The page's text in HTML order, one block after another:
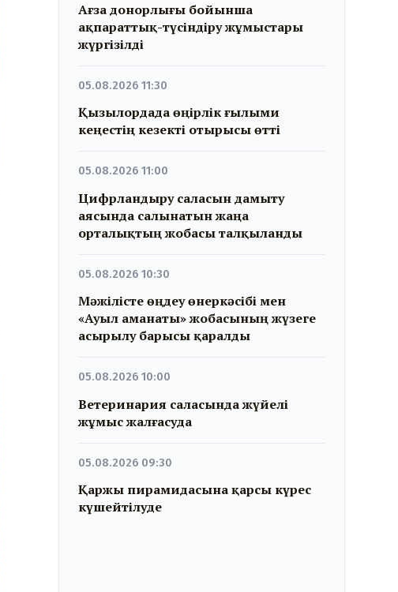
Ағза донорлығы бойынша
ақпараттық-түсіндіру жұмыстары
жүргізілді
05.08.2026 11:30
Қызылордада өңірлік ғылыми
кеңестің кезекті отырысы өтті
05.08.2026 11:00
Цифрландыру саласын дамыту
аясында салынатын жаңа
орталықтың жобасы талқыланды
05.08.2026 10:30
Мәжілісте өңдеу өнеркәсібі мен
«Ауыл аманаты» жобасының жүзеге
асырылу барысы қаралды
05.08.2026 10:00
Ветеринария саласында жүйелі
жұмыс жалғасуда
05.08.2026 09:30
Қаржы пирамидасына қарсы күрес
күшейтілуде